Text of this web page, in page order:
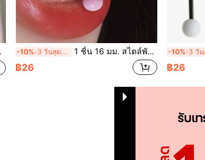
-10% 3 วันสุดท้าย 1 ชิ้น 16 มม. สไตล์พังก์ อะคริลิก เหล็กไทเทเนียม สตั๊ดลิ้น ลูกบอลคู่ สีชมพู แหวนเจาะลิ้น เครื่องประดับเจาะลิ้น ยูนิเซ็กซ์
฿26
-10%
฿26
รวม 1 หน้า